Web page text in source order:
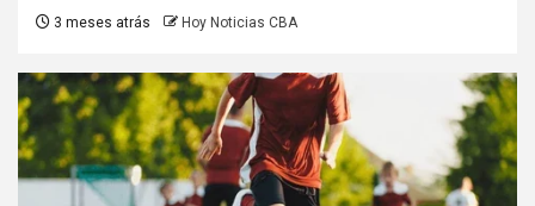
3 meses atrás Hoy Noticias CBA